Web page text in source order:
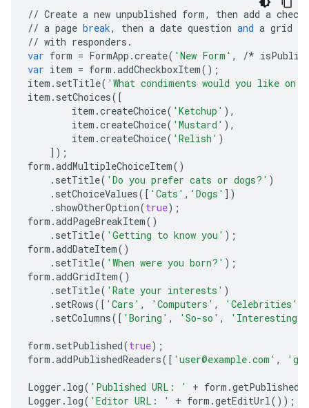
// Create a new unpublished form, then add a
// a page break, then a date question and a grid
// with responders .
var form = FormApp .create( 'New Form' , /*
var item = form .addCheckboxItem();
item . setTitle( 'What condiments would you like on
item . setChoices([
item .createChoice( 'Ketchup' ),
item .createChoice( 'Mustard' ),
item .createChoice( 'Relish' )
]);
form .addMultipleChoiceItem()
. setTitle( 'Do you prefer cats or dogs?' )
. setChoiceValues([ 'Cats' , 'Dogs' ])
. showOtherOption(true);
form .addPageBreakItem()
. setTitle( 'Getting to know you' );
form .addDateItem()
. setTitle( 'When were you born?' );
form .addGridItem()
. setTitle( 'Rate your interests' )
. setRows([ 'Cars' , 'Computers' , 'Celebrities'
. setColumns([ 'Boring' , 'So-so' , 'Interesting'
form . setPublished(true);
form .addPublishedReaders([ 'user@example.com' ,
Logger . log( 'Published URL: ' + form .
Logger . log( 'Editor URL: ' + form .getEditUrl());